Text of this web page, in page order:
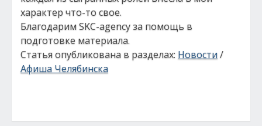
характер что-то свое.
Благодарим SKC-agency за помощь в
подготовке материала.
Статья опубликована в разделах: Новости/
Афиша Челябинска